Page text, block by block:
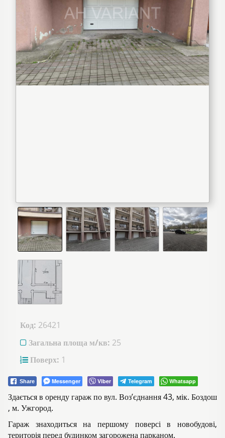
Код: 26421
Загальна площа м/кв: 25
Поверх: 1
Share Messenger Viber Telegram Whatsapp
Здається в оренду гараж по вул. Воз’єднання 43, мік. Боздош
, м. Ужгород.
Гараж знаходиться на першому поверсі в новобудові,
територія перед будинком загорожена парканом.